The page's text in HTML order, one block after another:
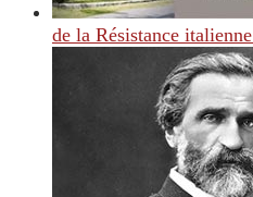
de la Résistance italienne